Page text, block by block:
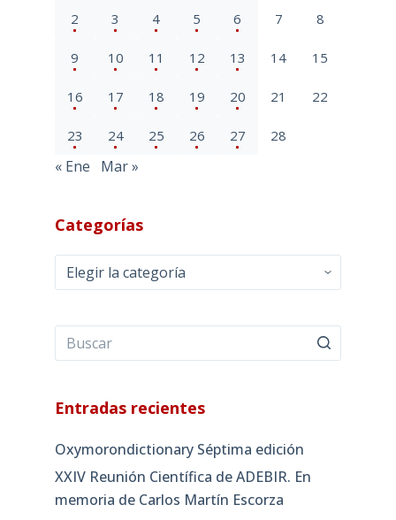
2 3 4 5 6 7 8
9 10 11 12 13 14 15
16 17 18 19 20 21 22
23 24 25 26 27 28
« Ene Mar »
Categorías
Categorías
Entradas recientes
Oxymorondictionary Séptima edición
XXIV Reunión Científica de ADEBIR. En
memoria de Carlos Martín Escorza